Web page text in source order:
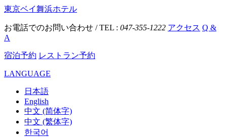
東京ベイ舞浜ホテル
お電話でのお問い合わせ / TEL : 047-355-1222 アクセス Q &
A
宿泊予約 レストラン予約
LANGUAGE
日本語
English
中文 (简体字)
中文 (繁体字)
한국어